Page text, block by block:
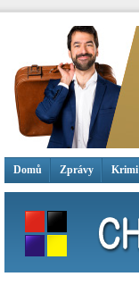
Domů Zprávy Krimi